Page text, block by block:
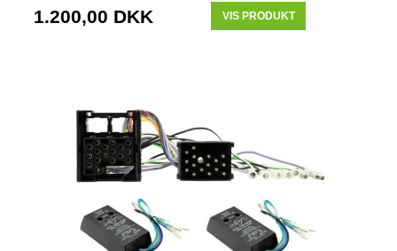
1.200,00 DKK VIS PRODUKT